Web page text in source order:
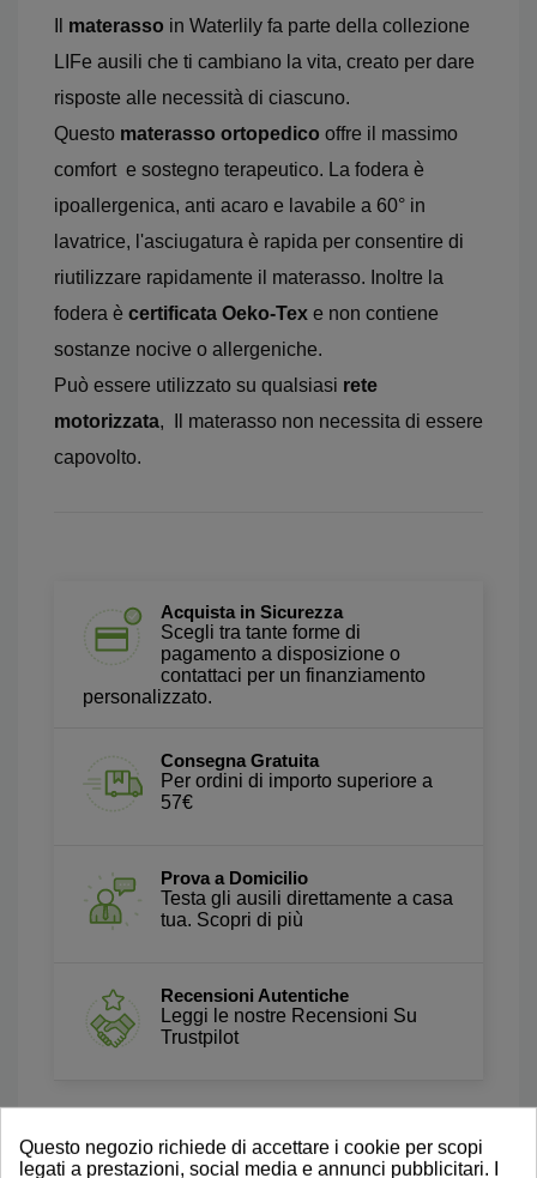
materasso in Waterlily fa parte della collezione
LIFe ausili che ti cambiano la vita, creato per dare
risposte alle necessità di ciascuno.
Questo materasso ortopedico offre il massimo
comfort e sostegno terapeutico. La fodera è
ipoallergenica, anti acaro e lavabile a 60° in
lavatrice, l'asciugatura è rapida per consentire di
riutilizzare rapidamente il materasso. Inoltre la
fodera è certificata Oeko-Tex e non contiene
sostanze nocive o allergeniche.
Può essere utilizzato su qualsiasi rete
motorizzata, Il materasso non necessita di essere
capovolto.
Acquista in Sicurezza
Scegli tra tante forme di
pagamento a disposizione o
contattaci per un finanziamento
personalizzato.
Consegna Gratuita
Per ordini di importo superiore a
57€
Prova a Domicilio
Testa gli ausili direttamente a casa
tua. Scopri di più
Recensioni Autentiche
Leggi le nostre Recensioni Su
Trustpilot
Questo negozio richiede di accettare i cookie per scopi
legati a prestazioni, social media e annunci pubblicitari. I